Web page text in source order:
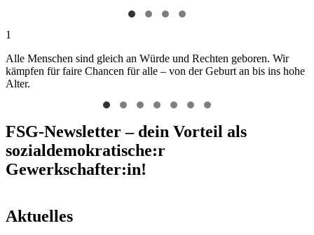
1
Alle Menschen sind gleich an Würde und Rechten geboren. Wir
kämpfen für faire Chancen für alle – von der Geburt an bis ins hohe
Alter.
FSG-Newsletter – dein Vorteil als
sozialdemokratische:r
Gewerkschafter:in!
Aktuelles